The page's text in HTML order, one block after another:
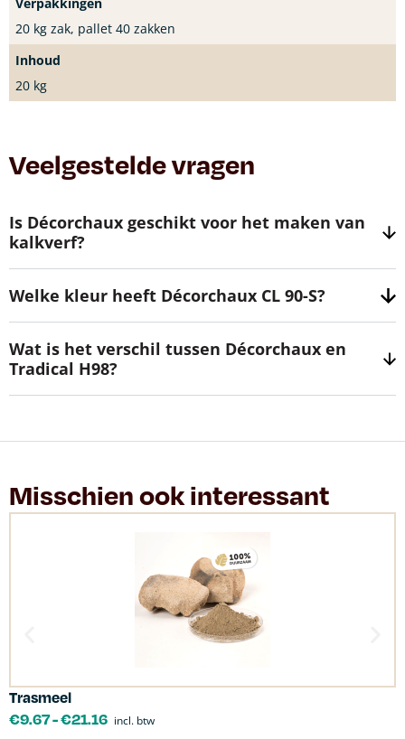
20 kg zak, pallet 40 zakken
Inhoud
20 kg
Veelgestelde vragen
Is Décorchaux geschikt voor het maken van
kalkverf?
Welke kleur heeft Décorchaux CL 90-S?
Wat is het verschil tussen Décorchaux en
Tradical H98?
Misschien ook interessant
Trasmeel
€9.67-€21.16 incl. btw